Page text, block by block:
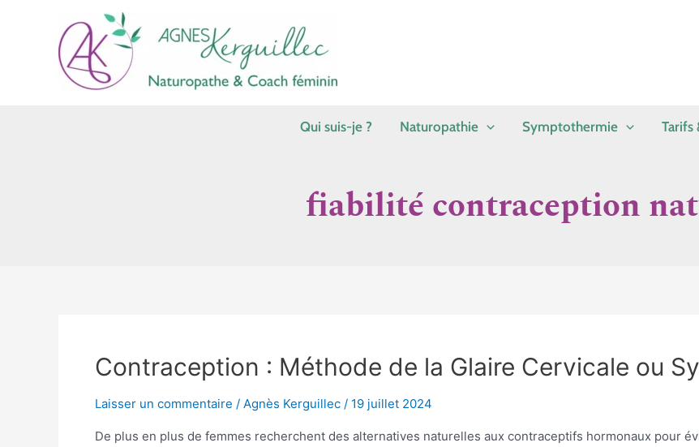
Qui suis-je ? Naturopathie Symptothermie Tarifs
fiabilité contraception
Contraception : Méthode de la Glaire Cervicale ou
Laisser un commentaire / Agnès Kerguillec / 19 juillet 2024
De plus en plus de femmes recherchent des alternatives naturelles aux contraceptifs hormonaux pour
Contraception
Méthode
la